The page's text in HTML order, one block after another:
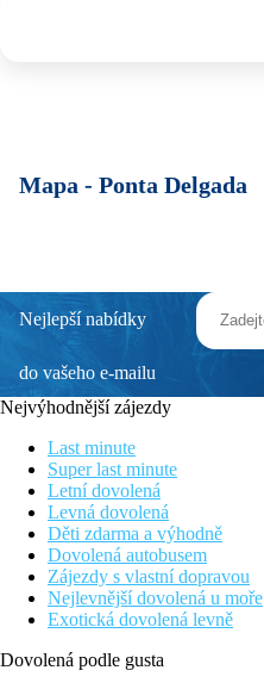
Mapa - Ponta Delgada
Nejlepší nabídky
do vašeho e-mailu
Nejvýhodnější zájezdy
Last minute
Super last minute
Letní dovolená
Levná dovolená
Děti zdarma a výhodně
Dovolená autobusem
Zájezdy s vlastní dopravou
Nejlevnější dovolená u moře
Exotická dovolená levně
Dovolená podle gusta